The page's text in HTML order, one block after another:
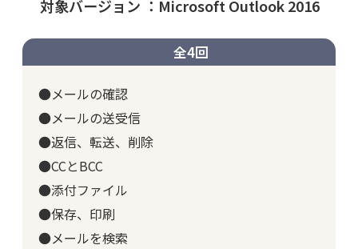
対象バージョン ：Microsoft Outlook 2016
全4回
●メールの確認
●メールの送受信
●返信、転送、削除
●CCとBCC
●添付ファイル
●保存、印刷
●メールを検索